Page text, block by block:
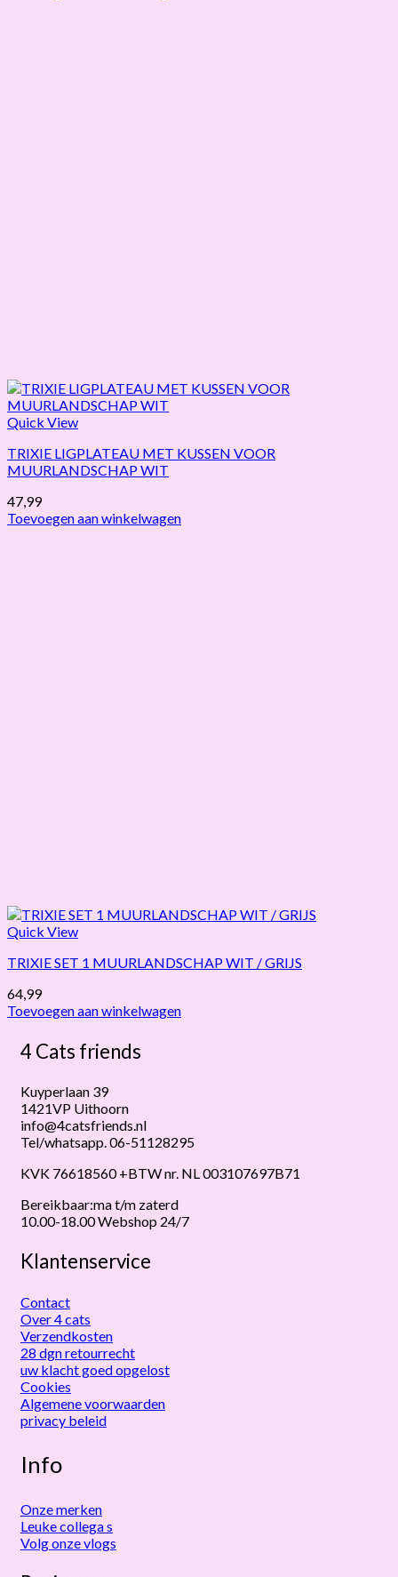
Quick View
TRIXIE LIGPLATEAU MET KUSSEN VOOR
MUURLANDSCHAP WIT
47,99
Toevoegen aan winkelwagen
Quick View
TRIXIE SET 1 MUURLANDSCHAP WIT / GRIJS
64,99
Toevoegen aan winkelwagen
4 Cats friends
Kuyperlaan 39
1421VP Uithoorn
info@4catsfriends.nl
Tel/whatsapp. 06-51128295
KVK 76618560 +BTW nr. NL 003107697B71
Bereikbaar:ma t/m zaterd
10.00-18.00 Webshop 24/7
Klantenservice
Contact
Over 4 cats
Verzendkosten
28 dgn retourrecht
uw klacht goed opgelost
Cookies
Algemene voorwaarden
privacy beleid
Info
Onze merken
Leuke collega s
Volg onze vlogs